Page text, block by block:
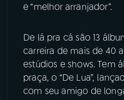
e “melhor arranjador”.
De lá pra cá são 13
carreira de mais de 40
estúdios e shows. Tem
praça, o “De Lua”,
com seu amigo de